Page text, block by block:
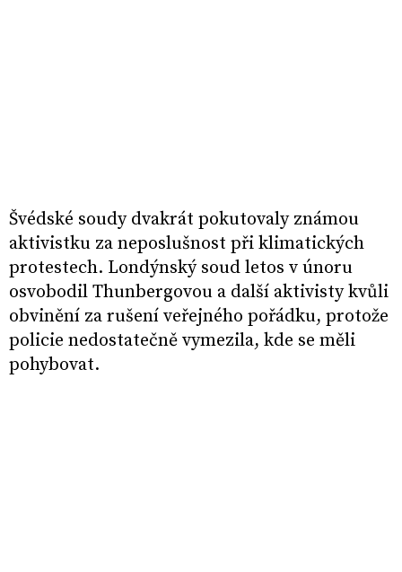
Švédské soudy dvakrát pokutovaly známou
aktivistku za neposlušnost při klimatických
protestech. Londýnský soud letos v únoru
osvobodil Thunbergovou a další aktivisty kvůli
obvinění za rušení veřejného pořádku, protože
policie nedostatečně vymezila, kde se měli
pohybovat.